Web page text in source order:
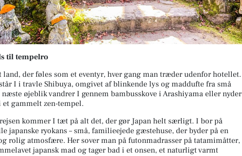
til tempelro
land, der føles som et eventyr, hver gang man træder udenfor hotellet.
I i travle Shibuya, omgivet af blinkende lys og maddufte fra små
næste øjeblik vandrer I gennem bambusskove i Arashiyama eller nyder
gammelt zen-tempel.
kommer I tæt på alt det, der gør Japan helt særligt. I bor på
japanske ryokans – små, familieejede gæstehuse, der byder på en
rolig atmosfære. Her sover man på futonmadrasser på tatamimåtter,
japansk mad og tager bad i et onsen, et naturligt varmt